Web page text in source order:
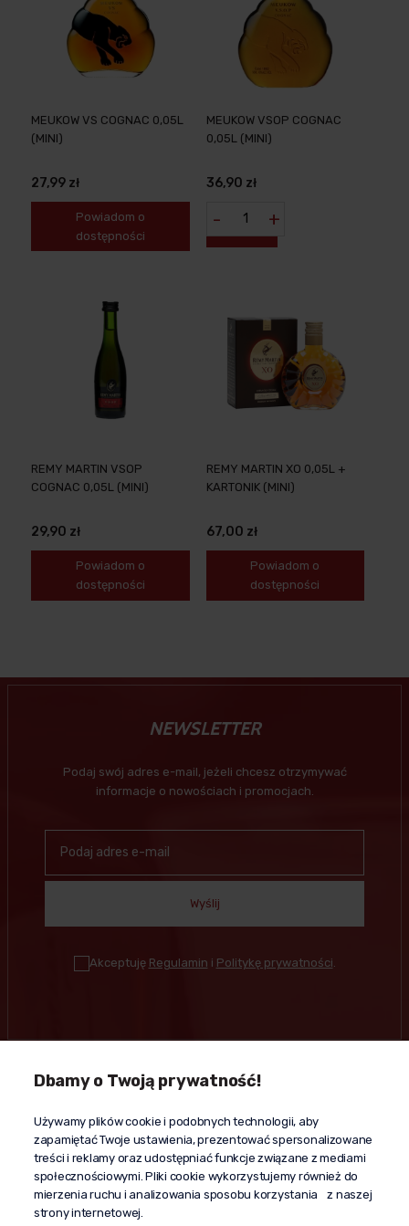
MEUKOW VS COGNAC 0,05L
(MINI)
27,99 zł
Powiadom o
dostępności
MEUKOW VSOP COGNAC
0,05L (MINI)
36,90 zł
- +
REMY MARTIN VSOP
COGNAC 0,05L (MINI)
29,90 zł
Powiadom o
dostępności
REMY MARTIN XO 0,05L +
KARTONIK (MINI)
67,00 zł
Powiadom o
dostępności
NEWSLETTER
Podaj swój adres e-mail, jeżeli chcesz otrzymywać
informacje o nowościach i promocjach.
Wyślij
Akceptuję Regulamin i Politykę prywatności
Kontakt
+48 603 610 870
kontakt@propaganda24h.pl
“Propaganda"
al. Komisji Edukacji Narodowej 51/U5
02-797 Warszawa
Dbamy o Twoją prywatność!
Używamy plików cookie i podobnych technologii, aby
zapamiętać Twoje ustawienia, prezentować spersonalizowane
treści i reklamy oraz udostępniać funkcje związane z mediami
społecznościowymi. Pliki cookie wykorzystujemy również do
mierzenia ruchu i analizowania sposobu korzystania z naszej
strony internetowej.